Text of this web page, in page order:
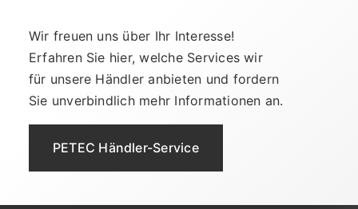
Wir freuen uns über Ihr Interesse!
Erfahren Sie hier, welche Services wir
für unsere Händler anbieten und fordern
Sie unverbindlich mehr Informationen an.
PETEC Händler-Service